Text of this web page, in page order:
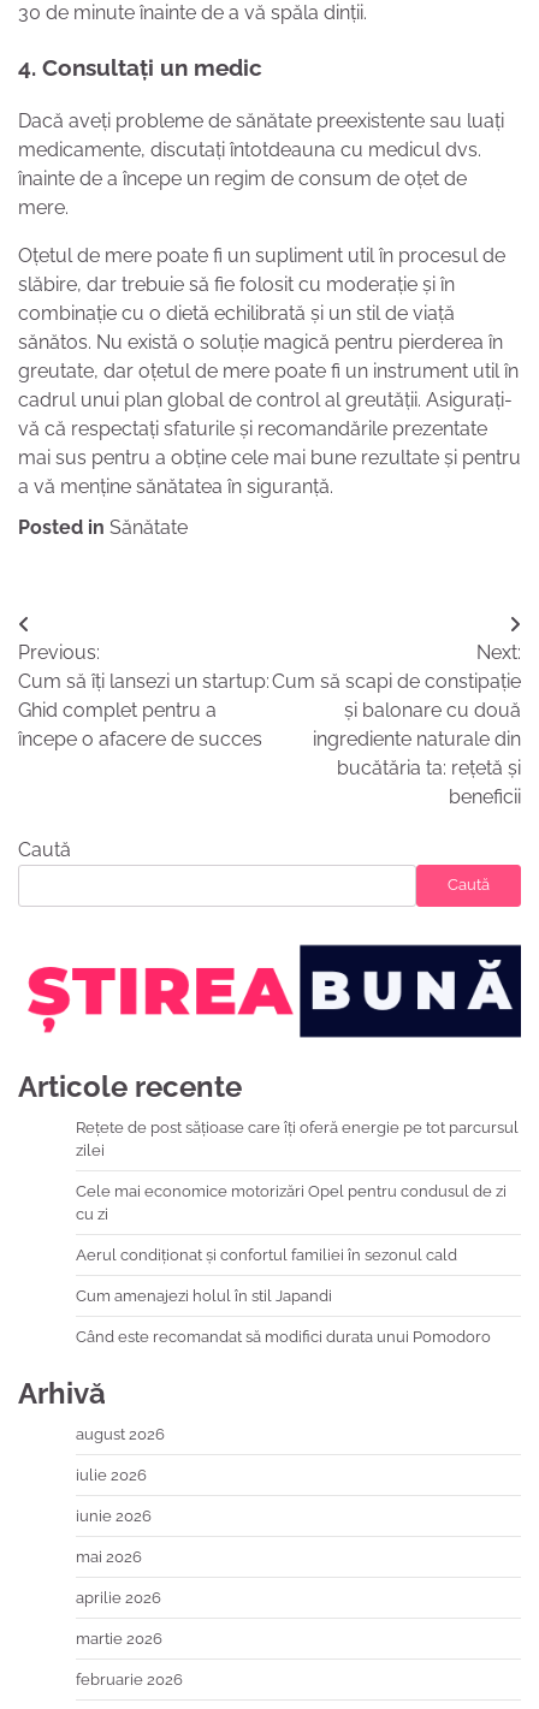
30 de minute înainte de a vă spăla dinții.
4. Consultați un medic
Dacă aveți probleme de sănătate preexistente sau luați
medicamente, discutați întotdeauna cu medicul dvs.
înainte de a începe un regim de consum de oțet de
mere.
Oțetul de mere poate fi un supliment util în procesul de
slăbire, dar trebuie să fie folosit cu moderație și în
combinație cu o dietă echilibrată și un stil de viață
sănătos. Nu există o soluție magică pentru pierderea în
greutate, dar oțetul de mere poate fi un instrument util în
cadrul unui plan global de control al greutății. Asigurați-
vă că respectați sfaturile și recomandările prezentate
mai sus pentru a obține cele mai bune rezultate și pentru
a vă menține sănătatea în siguranță.
Posted in Sănătate
Navigare
în
articole
Previous:
Cum să îți lansezi un startup:
Ghid complet pentru a
începe o afacere de succes
Next:
Cum să scapi de constipație
și balonare cu două
ingrediente naturale din
bucătăria ta: rețetă și
beneficii
Caută
Caută
Articole recente
Rețete de post sățioase care îți oferă energie pe tot parcursul
zilei
Cele mai economice motorizări Opel pentru condusul de zi
cu zi
Aerul condiționat și confortul familiei în sezonul cald
Cum amenajezi holul în stil Japandi
Când este recomandat să modifici durata unui Pomodoro
Arhivă
august 2026
iulie 2026
iunie 2026
mai 2026
aprilie 2026
martie 2026
februarie 2026